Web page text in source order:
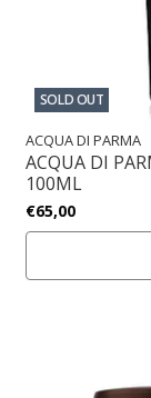
SOLD OUT
ACQUA DI PARMA
ACQUA DI
100ML
€65,00